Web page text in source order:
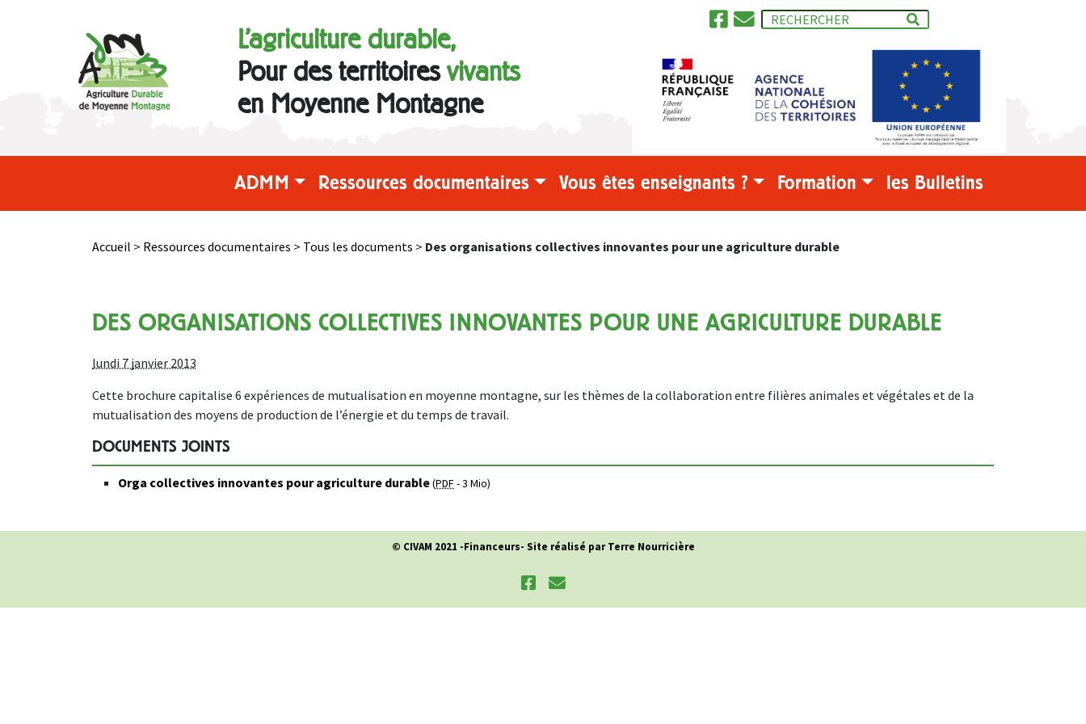
L'agriculture durable,
Pour des territoiresvivants
en Moyenne Montagne
ADMM Ressources documentaires Vous êtes enseignants ? Formation les Bulletins
Accueil > Ressources documentaires > Tous les documents > Des organisations collectives innovantes pour une agriculture durable
DES ORGANISATIONS COLLECTIVES INNOVANTES POUR UNE AGRICULTURE DURABLE
lundi 7 janvier 2013
Cette brochure capitalise 6 expériences de mutualisation en moyenne montagne, sur les thèmes de la collaboration entre filières animales et végétales et de la
mutualisation des moyens de production de l’énergie et du temps de travail.
DOCUMENTS JOINTS
Orga collectives innovantes pour agriculture durable(PDF-3 Mio)
© CIVAM 2021 -Financeurs- Site réalisé par Terre Nourricière